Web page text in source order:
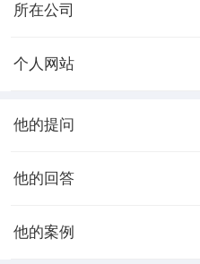
所在公司
个人网站
他的提问
他的回答
他的案例